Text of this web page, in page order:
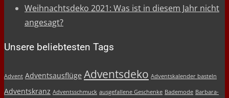
Weihnachtsdeko 2021: Was ist in diesem Jahr nicht
angesagt?
Unsere beliebtesten Tags
Advent Adventsausflüge Adventsdeko Adventskalender basteln
Adventskranz Adventsschmuck ausgefallene Geschenke Bademode Barbara-